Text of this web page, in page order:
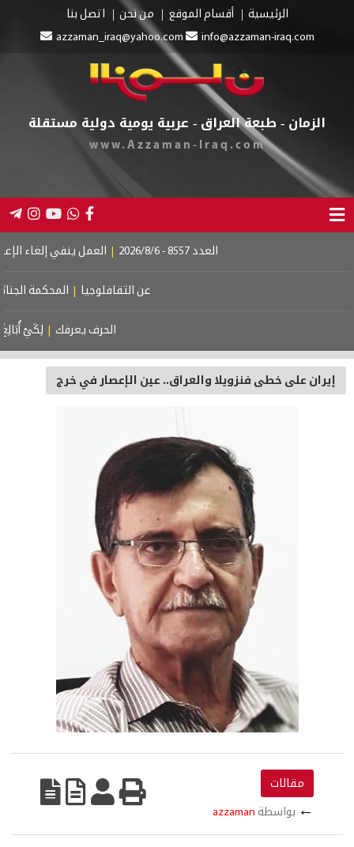
الرئيسية أقسام الموقع من نحن
اتصل بنا
azzaman_iraq@yahoo.com
info@azzaman-iraq.com
الزمان - طبعة العراق - عربية يومية دولية مستقلة
www.Azzaman-Iraq.com
العدد 8557 - 2026/8/6 | العمل ينفي إلغاء الإعانة
عن الثقافلوجيا | المحكمة الجنائية
الحرف يعرفك | لِكَيْ أُبَالِغَ
إيران على خطى فنزويلا والعراق.. عين الإعصار في خرج
مقالات
← بواسطة azzaman